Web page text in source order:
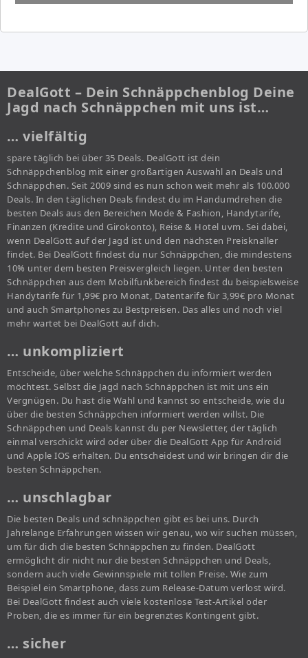
DealGott – Dein Schnäppchenblog Deine
Jagd nach Schnäppchen mit uns ist…
… vielfältig
spare täglich bei über 35 Deals. DealGott ist dein
Schnäppchenblog mit einer großartigen Auswahl an Deals und
Schnäppchen. Seit 2009 sind es nun schon weit mehr als 100.000
Deals. In den täglichen Deals findest du im Handumdrehen die
besten Deals aus den Bereichen Mode & Fashion, Handytarife,
Finanzen (Kredite und Girokonto), Reise & Hotel uvm. Sei dabei,
wenn DealGott auf der Jagd ist und den nächsten Preisknaller
findet. Bei DealGott findest du nur Schnäppchen, die mindestens
10% unter dem besten Preisvergleich liegen. Unter den besten
Schnäppchen aus dem Mobilfunkbereich findest du beispielsweise
Handytarife für 1,99€ pro Monat, Datentarife für 3,99€ pro Monat
und auch Smartphones zu Bestpreisen. Das alles und noch viel
mehr wartet bei DealGott auf dich.
… unkompliziert
Entscheide, über welche Schnäppchen du informiert werden
möchtest. Selbst die Jagd nach Schnäppchen ist mit uns ein
Vergnügen. Du hast die Wahl und kannst so entscheide, wie du
über die besten Schnäppchen informiert werden willst. Die
Schnäppchen und Deals kannst du per Newsletter, der täglich
einmal verschickt wird oder über die DealGott App für Android
und Apple IOS erhalten. Du entscheidest und wir bringen dir die
besten Schnäppchen.
… unschlagbar
Die besten Deals und schnäppchen gibt es bei uns. Durch
Jahrelange Erfahrungen wissen wir genau, wo wir suchen müssen,
um für dich die besten Schnäppchen zu finden. DealGott
ermöglicht dir nicht nur die besten Schnäppchen und Deals,
sondern auch viele Gewinnspiele mit tollen Preise. Wie zum
Beispiel ein Smartphone, dass zum Release-Datum verlost wird.
Bei DealGott findest auch viele kostenlose Test-Artikel oder
Proben, die es immer für ein begrenztes Kontingent gibt.
… sicher